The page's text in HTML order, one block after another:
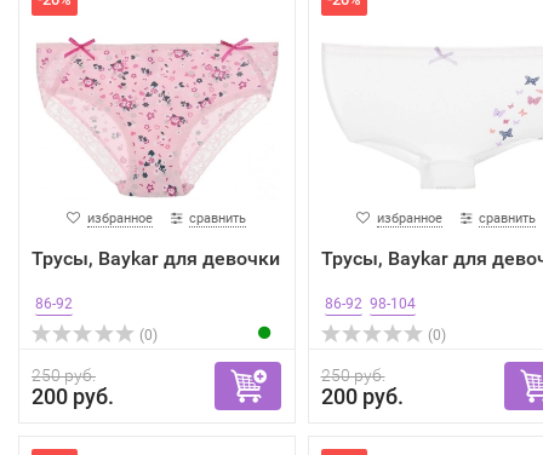
избранное сравнить
Трусы, Baykar для девочки
86-92
(0)
250 руб.
200 руб.
избранное сравнить
Трусы, Baykar для
86-92 98-104
(0)
250 руб.
200 руб.